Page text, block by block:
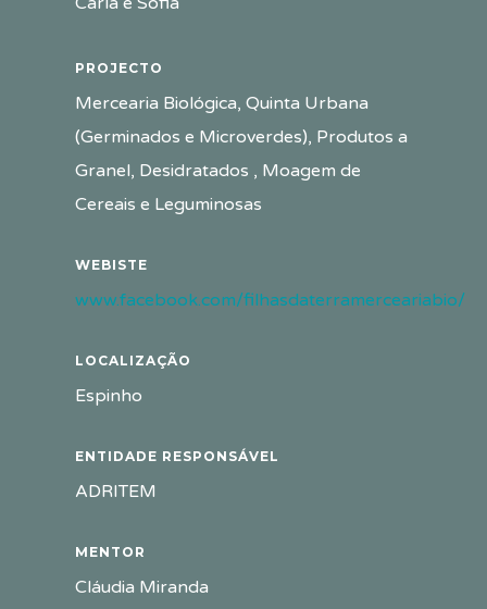
PROJECTO
Mercearia Biológica, Quinta Urbana
(Germinados e Microverdes), Produtos a
Granel, Desidratados , Moagem de
Cereais e Leguminosas
WEBISTE
www.facebook.com/filhasdaterramerceariabio/
LOCALIZAÇÃO
Espinho
ENTIDADE RESPONSÁVEL
ADRITEM
MENTOR
Cláudia Miranda